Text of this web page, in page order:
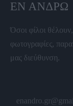
ΕΝ ΆΝΔΡΩ
Όσοι φίλοι
φωτογραφίες,
μας διεύθυνση.